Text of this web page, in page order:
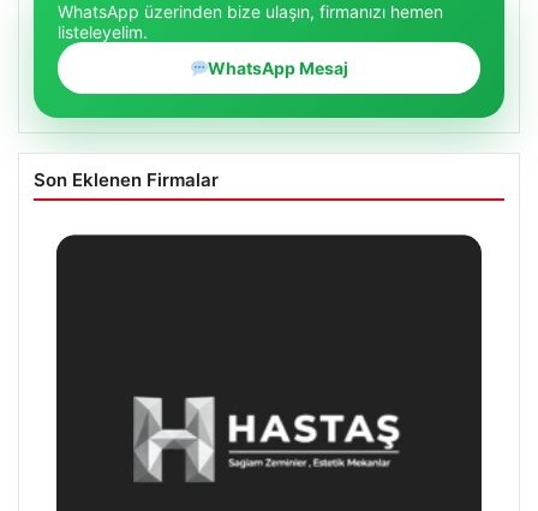
WhatsApp üzerinden bize ulaşın, firmanızı hemen
listeleyelim.
WhatsApp Mesaj
Son Eklenen Firmalar